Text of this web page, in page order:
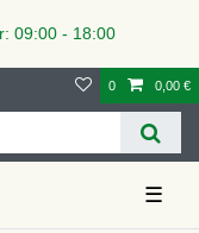
09:00 - 18:00
0 0,00 €
☰